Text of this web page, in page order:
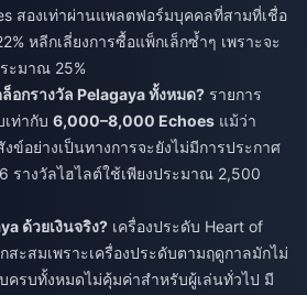
สองเท่าผ่านแพลตฟอร์มบุคคลที่สามที่เชื่อ
หลีกเลี่ยงการซื้อแพ็กเล็กซ้ำๆ เพราะจะ
ะมาณ 25%
อกรางวัล Pelagaya ทั้งหมด? รายการ
ท่ากับ 6,000–8,000 Echoes แม้ว่า
ข์อย่างเป็นทางการจะยังไม่มีการประกาศ
างวัลไฮไลต์ใช้เพียงประมาณ 2,500
ด้วยเงินจริง? เครื่องประดับ Heart of
ะสมเพราะเครื่องประดับตามฤดูกาลมักไม่
ครบทั้งหมดไม่คุ้มค่าสำหรับผู้เล่นทั่วไป มี